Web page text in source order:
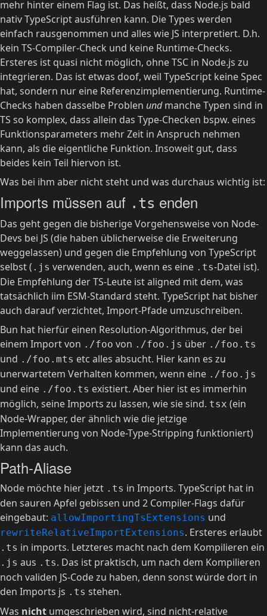
mehr hinter einem Flag ist. Das heißt, dass Node.js bald
nativ TypeScript ausführen kann. Die Types werden
einfach rausgenommen und alles wie JS interpretiert. D.h.
kein TS-Compiler-Check und keine Runtime-Checks.
Ersteres ist quasi nicht möglich, ohne TSC in Node.js zu
integrieren. Das ist etwas doof, weil TypeScript keine Spec
hat, sondern nur eine Referenzimplementierung. Runtime-
Checks haben dasselbe Problen undmanche Typen sind in
TS so komplex, dass allein das Type-Checken bspw. eines
Funktionsparameters mehr Zeit in Anspruch nehmen
kann, als die eigentliche Funktion. Insoweit gut, dass
beides kein Teil hiervon ist.
Was bei ihm aber nicht steht und was durchaus wichtig ist:
Imports müssen auf .ts enden
Das geht gegen die bisherige Vorgehensweise von Node-
Devs bei JS (die haben üblicherweise die Erweiterung
weggelassen) und gegen die Empfehlung von TypeScript
selbst ( .js verwenden, auch, wenn es eine .ts-Datei ist).
Die Empfehlung der TS-Leute ist aligned mit dem, was
tatsächlich iim ESM-Standard steht. TypeScript hat bisher
auch darauf verzichtet, Import-Pfade umzuschreiben.
Bun hat hierfür einen Resolution-Algorithmus, der bei
einem Import von ./foo von ./foo.js über ./foo.ts
und ./foo.mts etc alles absucht. Hier kann es zu
unerwartetem Verhalten kommen, wenn eine ./foo.js
und eine ./foo.ts existiert. Aber hier ist es immerhin
möglich, seine Imports zu lassen, wie sie sind. tsx (ein
Node-Wrapper, der ähnlich wie die jetzige
Implementierung von Node-Type-Stripping funktioniert)
kann das auch.
Path-Aliase
Node möchte hier jetzt .ts in Imports. TypeScript hat in
den sauren Apfel gebissen und 2 Compiler-Flags dafür
eingebaut: allowImportingTsExtensions und
rewriteRelativeImportExtensions. Ersteres erlaubt
.ts in imports. Letzteres macht nach dem Kompilieren ein
.js aus .ts. Das ist praktisch, um nach dem Kompilieren
noch validen JS-Code zu haben, denn sonst würde dort in
den Imports js .ts stehen.
Was nicht umgeschrieben wird, sind nicht-relative